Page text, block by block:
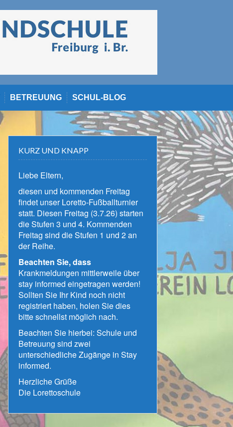
BETREUUNG SCHUL-BLOG
KURZ UND KNAPP
Liebe Eltern,
diesen und kommenden Freitag
findet unser Loretto-Fußballturnier
statt. Diesen Freitag (3.7.26) starten
die Stufen 3 und 4. Kommenden
Freitag sind die Stufen 1 und 2 an
der Reihe.
Beachten Sie, dass
Krankmeldungen mittlerweile über
stay informed eingetragen werden!
Sollten Sie Ihr Kind noch nicht
registriert haben, holen Sie dies
bitte schnellst möglich nach.
Beachten Sie hierbei: Schule und
Betreuung sind zwei
unterschiedliche Zugänge in Stay
informed.
Herzliche Grüße
Die Lorettoschule